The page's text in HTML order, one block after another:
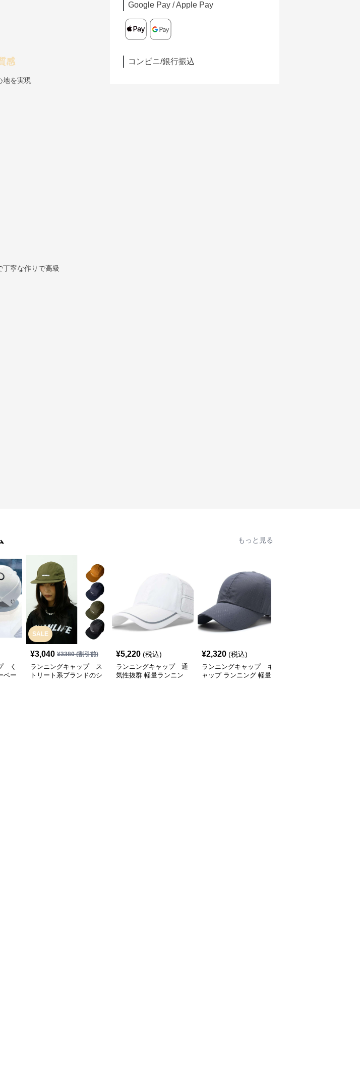
感
地を実現
寧な作りで高級
Google Pay / Apple Pay
コンビニ/銀行振込
もっと見る
く
ベー
SALE
¥3,040 ¥3380(割引前)
ランニングキャップ ス
トリート系ブランドのシ
¥5,220 (税込)
ランニングキャップ 通
気性抜群 軽量ランニン
¥2,320 (税込)
ランニングキャップ キ
ャップ ランニング 軽量